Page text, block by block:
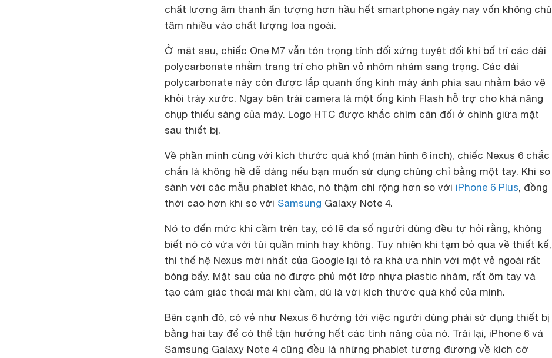
chất lượng âm thanh ấn tượng hơn hầu hết smartphone ngày nay vốn không chú
tâm nhiều vào chất lượng loa ngoài.
Ở mặt sau, chiếc One M7 vẫn tôn trọng tính đối xứng tuyệt đối khi bố trí các dải
polycarbonate nhằm trang trí cho phần vỏ nhôm nhám sang trọng. Các dải
polycarbonate này còn được lắp quanh ống kính máy ảnh phía sau nhằm bảo vệ
khỏi trày xước. Ngay bên trái camera là một ống kính Flash hỗ trợ cho khả năng
chụp thiếu sáng của máy. Logo HTC được khắc chìm cân đối ở chính giữa mặt
sau thiết bị.
Về phần mình cùng với kích thước quá khổ (màn hình 6 inch), chiếc Nexus 6 chắc
chắn là không hề dễ dàng nếu bạn muốn sử dụng chúng chỉ bằng một tay. Khi so
sánh với các mẫu phablet khác, nó thậm chí rộng hơn so với iPhone 6 Plus, đồng
thời cao hơn khi so với Samsung Galaxy Note 4.
Nó to đến mức khi cầm trên tay, có lẽ đa số người dùng đều tự hỏi rằng, không
biết nó có vừa với túi quần mình hay không. Tuy nhiên khi tạm bỏ qua về thiết kế,
thì thế hệ Nexus mới nhất của Google lại tỏ ra khá ưa nhìn với một vẻ ngoài rất
bóng bẩy. Mặt sau của nó được phủ một lớp nhựa plastic nhám, rất ôm tay và
tạo cảm giác thoải mái khi cầm, dù là với kích thước quá khổ của mình.
Bên cạnh đó, có vẻ như Nexus 6 hướng tới việc người dùng phải sử dụng thiết bị
bằng hai tay để có thể tận hưởng hết các tính năng của nó. Trái lại, iPhone 6 và
Samsung Galaxy Note 4 cũng đều là những phablet tương đương về kích cỡ